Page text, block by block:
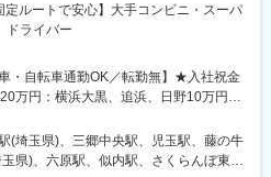
、本八幡駅(都営線)、みなとみらい駅、
駅、御徒町駅、荒川二丁目駅、御茶ノ
山駅、田町駅(東京都)、御嶽山駅、蒲田
立川駅、府中競馬正門前駅、八王子
東福生駅、京成関屋駅、あおば通駅、
通り駅、岩塚駅、志賀本通駅、東別院
、名古屋駅、駅前駅、名鉄一宮駅、小
駅、三宮・花時計前駅、山陽姫路駅、
定ルートで安心】大手コンビニ・スーパ
ドライバー
・自転車通勤OK／転勤無】★入社祝金
万円：横浜大黒、追浜、日野10万円：
玉、春日部、横浜大黒、追浜、戸田で
黒営業所：神奈川県横浜市鶴見区大黒
横須賀市夏島町●三郷営業所：埼玉県
(埼玉県)、三郷中央駅、児玉駅、藤の牛
県)、六原駅、似内駅、さくらんぼ東根